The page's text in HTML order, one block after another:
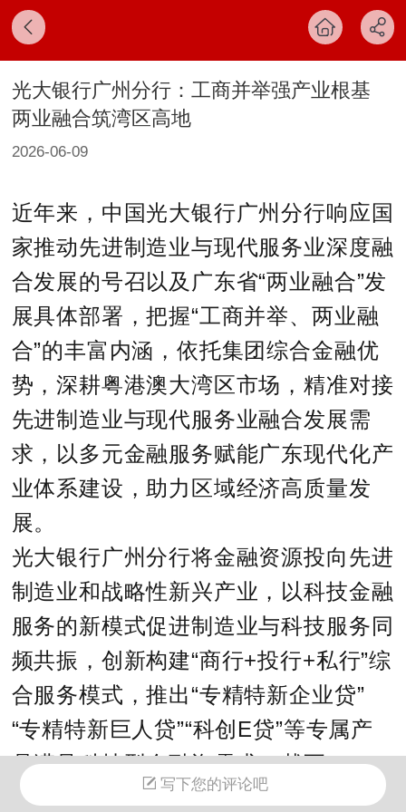
光大银行广州分行：工商并举强产业根基
两业融合筑湾区高地
2026-06-09
近年来，中国光大银行广州分行响应国
家推动先进制造业与现代服务业深度融
合发展的号召以及广东省“两业融合”发
展具体部署，把握“工商并举、两业融
合”的丰富内涵，依托集团综合金融优
势，深耕粤港澳大湾区市场，精准对接
先进制造业与现代服务业融合发展需
求，以多元金融服务赋能广东现代化产
业体系建设，助力区域经济高质量发
展。
光大银行广州分行将金融资源投向先进
制造业和战略性新兴产业，以科技金融
服务的新模式促进制造业与科技服务同
频共振，创新构建“商行+投行+私行”综
合服务模式，推出“专精特新企业贷”
“专精特新巨人贷”“科创E贷”等专属产
品满足科技型企融资需求。截至2026
年4月末，该行为超过1200家科技型企
写下您的评论吧